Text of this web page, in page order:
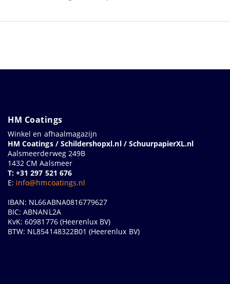
HM Coatings
Winkel en afhaalmagazijn
HM Coatings / Schildershopxl.nl / SchuurpapierXL.nl
Aalsmeerderweg 249B
1432 CM Aalsmeer
T: +31 297 521 676
E: info@hmcoatings.nl
IBAN: NL66ABNA0816779627
BIC: ABNANL2A
KvK: 60981776 (Heerenlux BV)
BTW: NL854148322B01 (Heerenlux BV)